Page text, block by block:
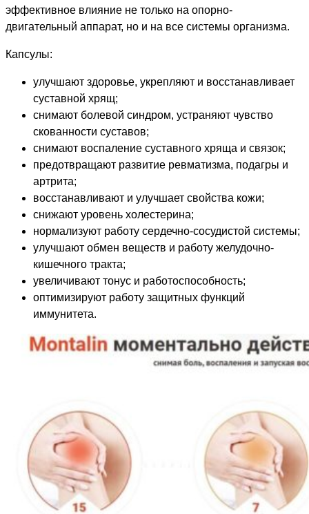
эффективное влияние не только на опорно-
двигательный аппарат, но и на все системы организма.
Капсулы:
улучшают здоровье, укрепляют и восстанавливает
суставной хрящ;
снимают болевой синдром, устраняют чувство
скованности суставов;
снимают воспаление суставного хряща и связок;
предотвращают развитие ревматизма, подагры и
артрита;
восстанавливают и улучшает свойства кожи;
снижают уровень холестерина;
нормализуют работу сердечно-сосудистой системы;
улучшают обмен веществ и работу желудочно-
кишечного тракта;
увеличивают тонус и работоспособность;
оптимизируют работу защитных функций
иммунитета.